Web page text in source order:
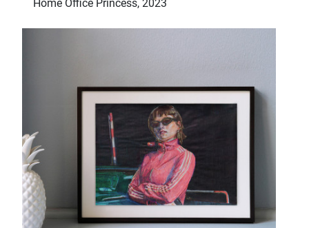
Home Office Princess, 2023